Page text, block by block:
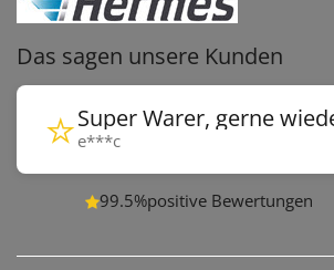
Das sagen unsere Kunden
⭐Super Warer, gerne
e***c
99.5%positive Bewertungen